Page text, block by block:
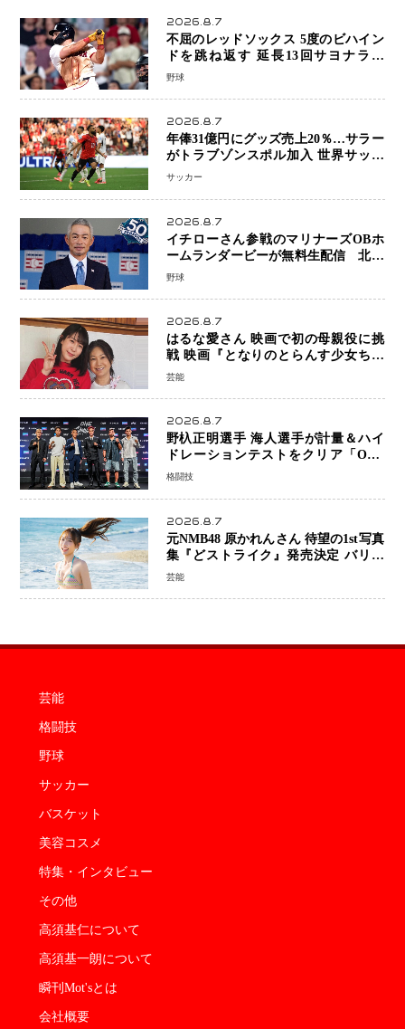
2026.8.7
不屈のレッドソックス 5度のビハイン
ドを跳ね返す 延長13回サヨナラ勝
ち 吉田正尚選手も2安打1打点で貢献 4
野球
2026.8.7
年俸31億円にグッズ売上20％…サラー
がトラブゾンスポル加入 世界サッカ
ーは「五大リーグ一強」から新時代へ
サッカー
2026.8.7
イチローさん参戦のマリナーズOBホ
ームランダービーが無料生配信 北米
ならではの“魅せる興行”に世界が注目
野球
2026.8.7
はるな愛さん 映画で初の母親役に挑
戦 映画『となりのとらんす少女ちゃ
ん』11月7日公開 未来の自分との対話
芸能
2026.8.7
野杁正明選手 海人選手が計量＆ハイ
ドレーションテストをクリア「ONE
SAMURAI 2」決戦へ万全の準備整う
格闘技
2026.8.7
元NMB48 原かれんさん 待望の1st写真
集『どストライク』発売決定 バリで
魅せる25歳の新境地
芸能
芸能
格闘技
野球
サッカー
バスケット
美容コスメ
特集・インタビュー
その他
高須基仁について
高須基一朗について
瞬刊Mot'sとは
会社概要